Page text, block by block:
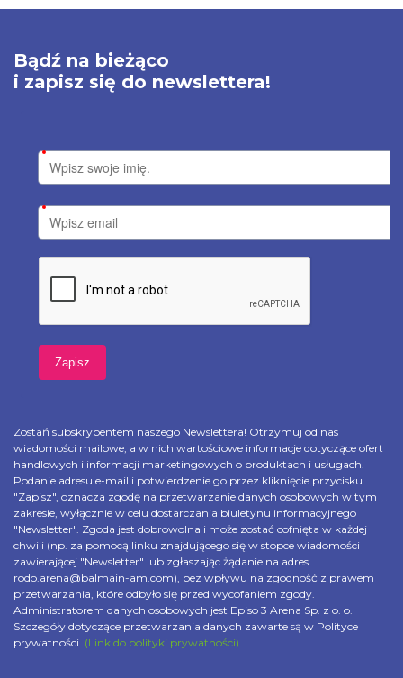
Bądź na bieżąco
i zapisz się do newslettera!
Zostań subskrybentem naszego Newslettera! Otrzymuj od nas
wiadomości mailowe, a w nich wartościowe informacje dotyczące ofert
handlowych i informacji marketingowych o produktach i usługach.
Podanie adresu e-mail i potwierdzenie go przez kliknięcie przycisku
"Zapisz", oznacza zgodę na przetwarzanie danych osobowych w tym
zakresie, wyłącznie w celu dostarczania biuletynu informacyjnego
"Newsletter". Zgoda jest dobrowolna i może zostać cofnięta w każdej
chwili (np. za pomocą linku znajdującego się w stopce wiadomości
zawierającej "Newsletter" lub zgłaszając żądanie na adres
rodo.arena@balmain-am.com), bez wpływu na zgodność z prawem
przetwarzania, które odbyło się przed wycofaniem zgody.
Administratorem danych osobowych jest Episo 3 Arena Sp. z o. o.
Szczegóły dotyczące przetwarzania danych zawarte są w Polityce
prywatności. (Link do polityki prywatności)